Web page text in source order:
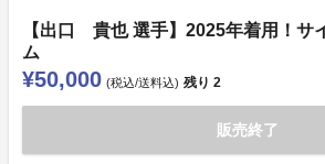
【出口 貴也 選手】2025年着用！サ
ム
¥50,000 (税込/送料込) 残り 2
販売終了